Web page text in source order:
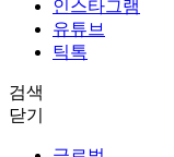
인스타그램
유튜브
틱톡
검색
닫기